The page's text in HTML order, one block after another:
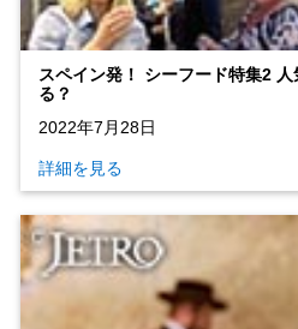
スペイン発！ シーフード特集2
る？
2022年7月28日
詳細を見る